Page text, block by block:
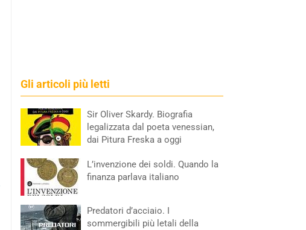
Gli articoli più letti
Sir Oliver Skardy. Biografia
legalizzata dal poeta venessian,
dai Pitura Freska a oggi
L’invenzione dei soldi. Quando la
finanza parlava italiano
Predatori d’acciaio. I
sommergibili più letali della